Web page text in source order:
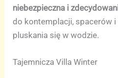
niebezpieczna i
do kontemplacji, spacerów
pluskania się w wodzie.
Tajemnicza Villa Winter